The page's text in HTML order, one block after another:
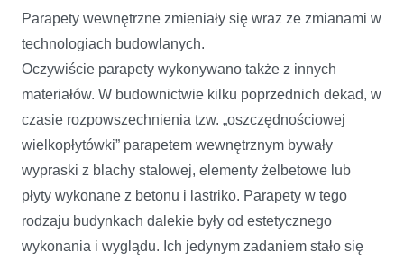
Parapety wewnętrzne zmieniały się wraz ze zmianami w
technologiach budowlanych.
Oczywiście parapety wykonywano także z innych
materiałów. W budownictwie kilku poprzednich dekad, w
czasie rozpowszechnienia tzw. „oszczędnościowej
wielkopłytówki” parapetem wewnętrznym bywały
wypraski z blachy stalowej, elementy żelbetowe lub
płyty wykonane z betonu i lastriko. Parapety w tego
rodzaju budynkach dalekie były od estetycznego
wykonania i wyglądu. Ich jedynym zadaniem stało się